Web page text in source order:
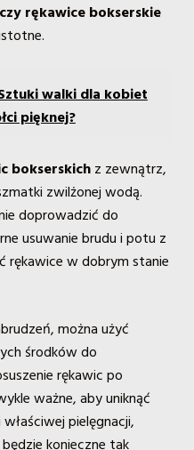
rękawice bokserskie
walki dla kobiet
pięknej?
bokserskichz zewnątrz,
zwilżonej wodą.
doprowadzić do
usuwanie brudu i potu z
rękawice w dobrym stanie
można użyć
środków do
rękawic po
ważne, aby uniknąć
pielęgnacji,
konieczne tak